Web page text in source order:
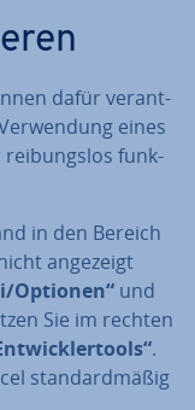
dafür ver­ant­
eines
rei­bungs­los funk­
in den Bereich
angezeigt
Optionen“ und
Sie im rechten
.
stan­dard­mä­ßig